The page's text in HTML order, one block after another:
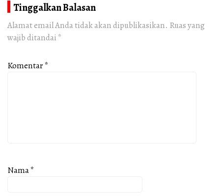
Tinggalkan Balasan
Alamat email Anda tidak akan dipublikasikan. Ruas yang
wajib ditandai *
Komentar*
Nama*